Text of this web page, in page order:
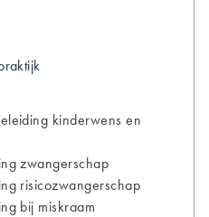
kinderwens en
zwangerschap
risicozwangerschap
bij miskraam